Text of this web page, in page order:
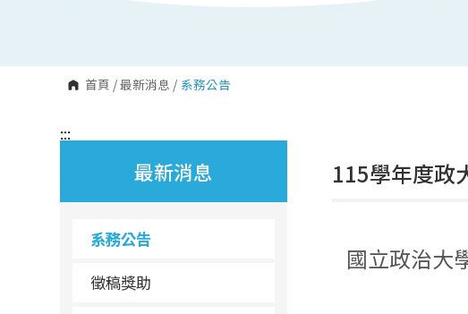
首頁 /最新消息 / 系務公告
:::
最新消息
系務公告
徵稿獎助
115學年度政
國立政治大